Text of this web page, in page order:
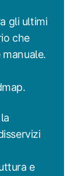
gli ultimi
che
e